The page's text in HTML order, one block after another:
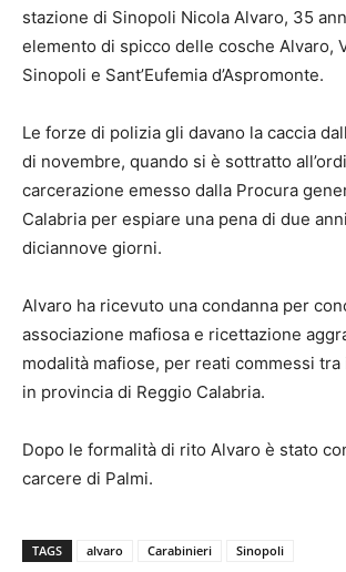
stazione di Sinopoli Nicola Alvaro, 35
elemento di spicco delle cosche Alvaro,
Sinopoli e Sant’Eufemia d’Aspromonte.
Le forze di polizia gli davano la caccia
di novembre, quando si è sottratto
carcerazione emesso dalla Procura
Calabria per espiare una pena di due
diciannove giorni.
Alvaro ha ricevuto una condanna per
associazione mafiosa e ricettazione
modalità mafiose, per reati commessi
in provincia di Reggio Calabria.
Dopo le formalità di rito Alvaro è stato
carcere di Palmi.
TAGS alvaro Carabinieri Sinopoli